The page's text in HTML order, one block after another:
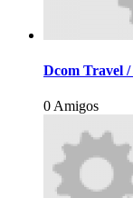
Dcom Travel
0 Amigos